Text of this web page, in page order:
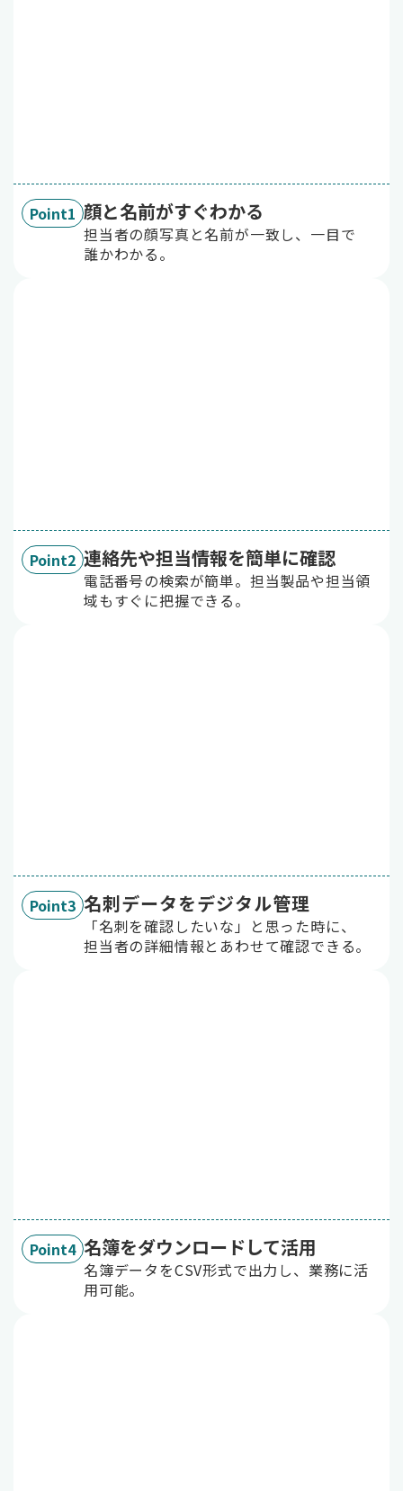
Point1 顔と名前がすぐわかる
担当者の顔写真と名前が一致し、一目で
誰かわかる。
Point2 連絡先や担当情報を簡単に確認
電話番号の検索が簡単。担当製品や担当領
域もすぐに把握できる。
Point3 名刺データをデジタル管理
「名刺を確認したいな」と思った時に、
担当者の詳細情報とあわせて確認できる。
Point4 名簿をダウンロードして活用
名簿データをCSV形式で出力し、業務に活
用可能。